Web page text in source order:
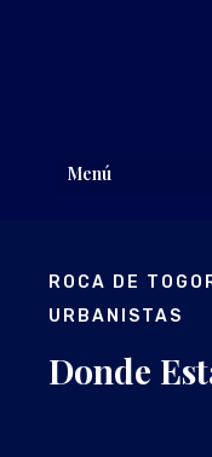
Menú
ROCA DE
URBANISTAS
Donde